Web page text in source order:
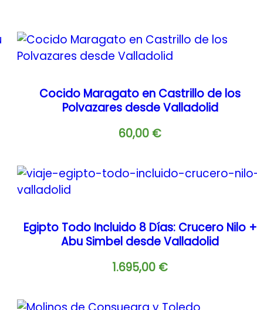
Cocido Maragato en Castrillo de los
Polvazares desde Valladolid
60,00 €
Egipto Todo Incluido 8 Días: Crucero Nilo +
Abu Simbel desde Valladolid
1.695,00 €